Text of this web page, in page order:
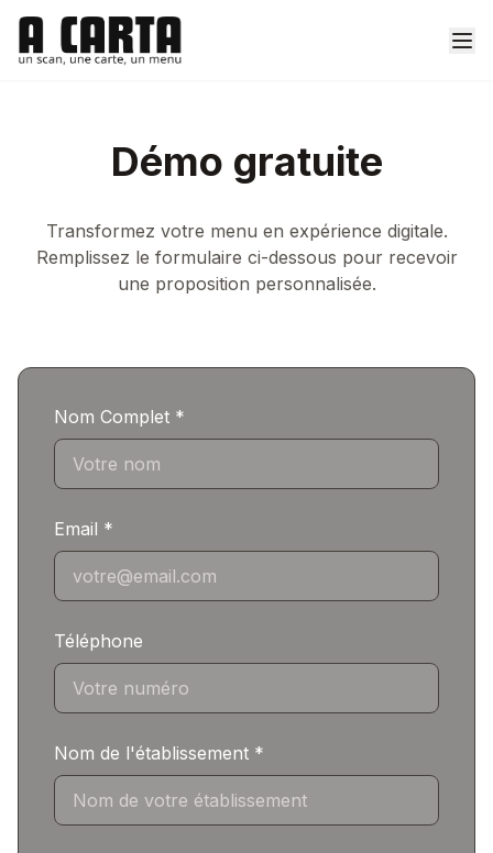
Démo gratuite
Transformez votre menu en expérience digitale.
Remplissez le formulaire ci-dessous pour recevoir
une proposition personnalisée.
Nom Complet *
Email *
Téléphone
Nom de l'établissement *